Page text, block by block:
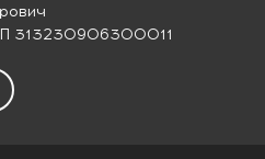
313230906300011